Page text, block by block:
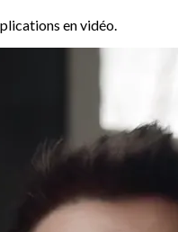
en vidéo.